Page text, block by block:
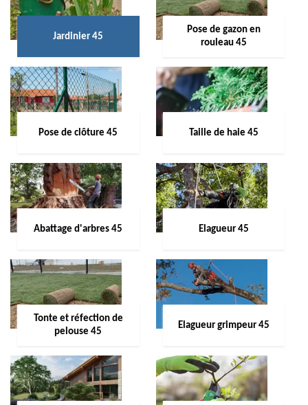
Jardinier 45
Pose de gazon en
rouleau 45
Pose de clôture 45 Taille de haie 45
Abattage d'arbres 45 Elagueur 45
Tonte et réfection de
pelouse 45
Elagueur grimpeur 45